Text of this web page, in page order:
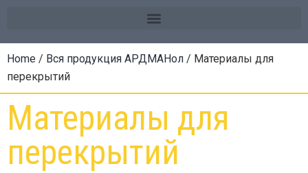
Home / Вся продукция АРДМАНол / Материалы для
перекрытий
Материалы для
перекрытий